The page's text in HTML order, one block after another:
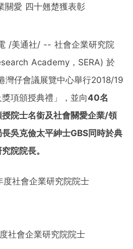
關愛 四十翹楚獲表彰
/美通社/ -- 社會企業研究院
Academy，SERA) 於
灣仔會議展覽中心舉行2018/19
項頒授典禮」，並向40名
授院士名銜及社會關愛企業/領
吳克儉太平紳士GBS同時於典
院院長。
社會企業研究院院士